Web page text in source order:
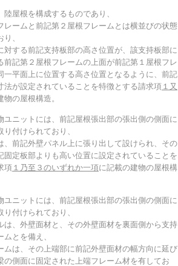
陸屋根を構成するものであり、
レームと前記第２屋根フレームとは横並びの状態
、
対する前記支持板部の高さ位置が、該支持板部に
前記第２屋根フレームの上面が前記第１屋根フレ
一平面上に位置する高さ位置となるように、前記
法が設定されていることを特徴とする請求項 １又
物の屋根構造。
ユニットには、前記屋根張出部の張出側の側面に
付けられており、
、前記外壁パネル上に張り出して設けられ、その
固定板部よりも高い位置に設定されていることを
項 １乃至３のいずれか一項に記載の建物の屋根構
ユニットには、前記屋根張出部の張出側の側面に
付けられており、
は、外壁面材と、その外壁面材を裏面側から支持
とを備え、
ムは、その上端部に前記外壁面材の幅方向に延び
の側面に固定された上端フレーム材を有してお